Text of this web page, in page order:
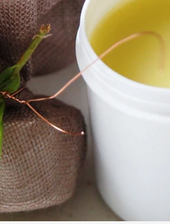
Angelart - Engelwelt Kabbalah
der 13 Großmütter